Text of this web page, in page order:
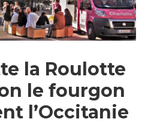
la Roulotte
le fourgon
l’Occitanie